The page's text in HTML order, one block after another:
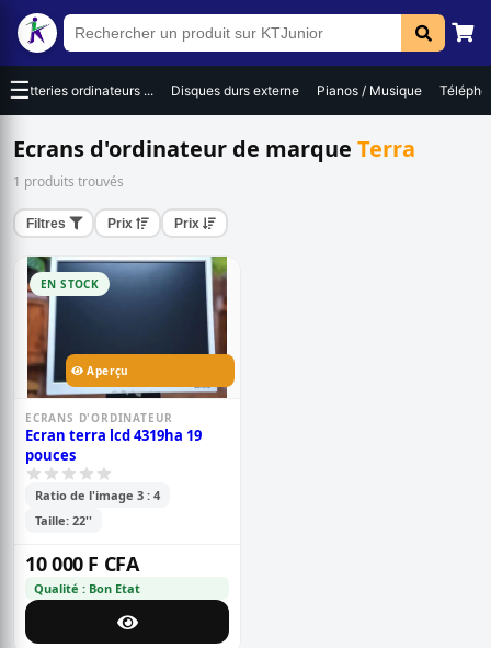
☰
Batteries ordinateurs ... Disques durs externe Pianos / Musique
Ecrans d'ordinateur de marque Terra
1 produits trouvés
Filtres Prix Prix
EN STOCK
Aperçu
ECRANS D'ORDINATEUR
Ecran terra lcd 4319ha 19
pouces
Ratio de l'image 3 : 4
Taille: 22''
10 000 F CFA
Qualité : Bon Etat